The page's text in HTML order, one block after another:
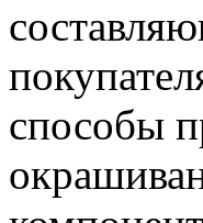
способы